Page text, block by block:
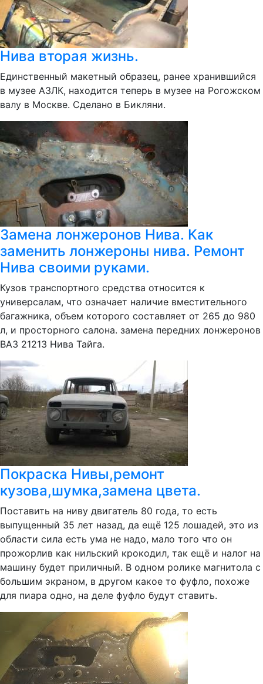
Нива вторая жизнь.
Единственный макетный образец, ранее хранившийся
в музее АЗЛК, находится теперь в музее на Рогожском
валу в Москве. Сделано в Бикляни.
Замена лонжеронов Нива. Как
заменить лонжероны нива. Ремонт
Нива своими руками.
Кузов транспортного средства относится к
универсалам, что означает наличие вместительного
багажника, объем которого составляет от 265 до 980
л, и просторного салона. замена передних лонжеронов
ВАЗ 21213 Нива Тайга.
Покраска Нивы,ремонт
кузова,шумка,замена цвета.
Поставить на ниву двигатель 80 года, то есть
выпущенный 35 лет назад, да ещё 125 лошадей, это из
области сила есть ума не надо, мало того что он
прожорлив как нильский крокодил, так ещё и налог на
машину будет приличный. В одном ролике магнитола с
большим экраном, в другом какое то фуфло, похоже
для пиара одно, на деле фуфло будут ставить.